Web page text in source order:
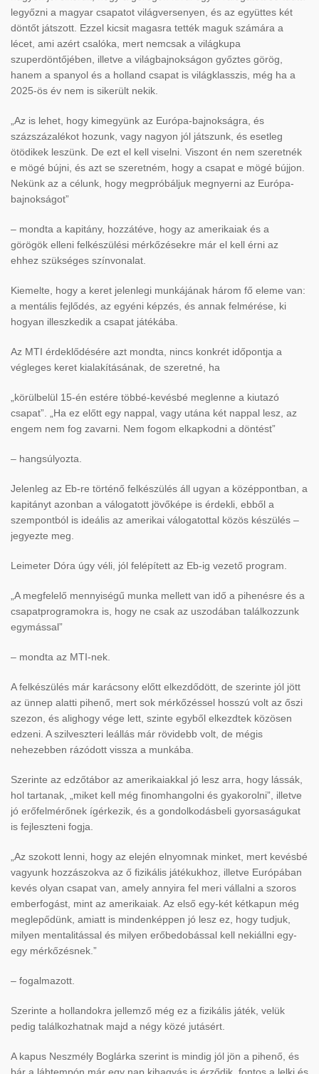
legyőzni a magyar csapatot világversenyen, és az együttes két
döntőt játszott. Ezzel kicsit magasra tették maguk számára a
lécet, ami azért csalóka, mert nemcsak a világkupa
szuperdöntőjében, illetve a világbajnokságon győztes görög,
hanem a spanyol és a holland csapat is világklasszis, még ha a
2025-ös év nem is sikerült nekik.
„Az is lehet, hogy kimegyünk az Európa-bajnokságra, és
százszázalékot hozunk, vagy nagyon jól játszunk, és esetleg
ötödikek leszünk. De ezt el kell viselni. Viszont én nem szeretnék
e mögé bújni, és azt se szeretném, hogy a csapat e mögé bújjon.
Nekünk az a célunk, hogy megpróbáljuk megnyerni az Európa-
bajnokságot”
– mondta a kapitány, hozzátéve, hogy az amerikaiak és a
görögök elleni felkészülési mérkőzésekre már el kell érni az
ehhez szükséges színvonalat.
Kiemelte, hogy a keret jelenlegi munkájának három fő eleme van:
a mentális fejlődés, az egyéni képzés, és annak felmérése, ki
hogyan illeszkedik a csapat játékába.
Az MTI érdeklődésére azt mondta, nincs konkrét időpontja a
végleges keret kialakításának, de szeretné, ha
„körülbelül 15-én estére többé-kevésbé meglenne a kiutazó
csapat”. „Ha ez előtt egy nappal, vagy utána két nappal lesz, az
engem nem fog zavarni. Nem fogom elkapkodni a döntést”
– hangsúlyozta.
Jelenleg az Eb-re történő felkészülés áll ugyan a középpontban, a
kapitányt azonban a válogatott jövőképe is érdekli, ebből a
szempontból is ideális az amerikai válogatottal közös készülés –
jegyezte meg.
Leimeter Dóra úgy véli, jól felépített az Eb-ig vezető program.
„A megfelelő mennyiségű munka mellett van idő a pihenésre és a
csapatprogramokra is, hogy ne csak az uszodában találkozzunk
egymással”
– mondta az MTI-nek.
A felkészülés már karácsony előtt elkezdődött, de szerinte jól jött
az ünnep alatti pihenő, mert sok mérkőzéssel hosszú volt az őszi
szezon, és alighogy vége lett, szinte egyből elkezdtek közösen
edzeni. A szilveszteri leállás már rövidebb volt, de mégis
nehezebben rázódott vissza a munkába.
Szerinte az edzőtábor az amerikaiakkal jó lesz arra, hogy lássák,
hol tartanak, „miket kell még finomhangolni és gyakorolni”, illetve
jó erőfelmérőnek ígérkezik, és a gondolkodásbeli gyorsaságukat
is fejleszteni fogja.
„Az szokott lenni, hogy az elején elnyomnak minket, mert kevésbé
vagyunk hozzászokva az ő fizikális játékukhoz, illetve Európában
kevés olyan csapat van, amely annyira fel meri vállalni a szoros
emberfogást, mint az amerikaiak. Az első egy-két kétkapun még
meglepődünk, amiatt is mindenképpen jó lesz ez, hogy tudjuk,
milyen mentalitással és milyen erőbedobással kell nekiállni egy-
egy mérkőzésnek.”
– fogalmazott.
Szerinte a hollandokra jellemző még ez a fizikális játék, velük
pedig találkozhatnak majd a négy közé jutásért.
A kapus Neszmély Boglárka szerint is mindig jól jön a pihenő, és
bár a lábtempón már egy nap kihagyás is érződik, fontos a lelki és